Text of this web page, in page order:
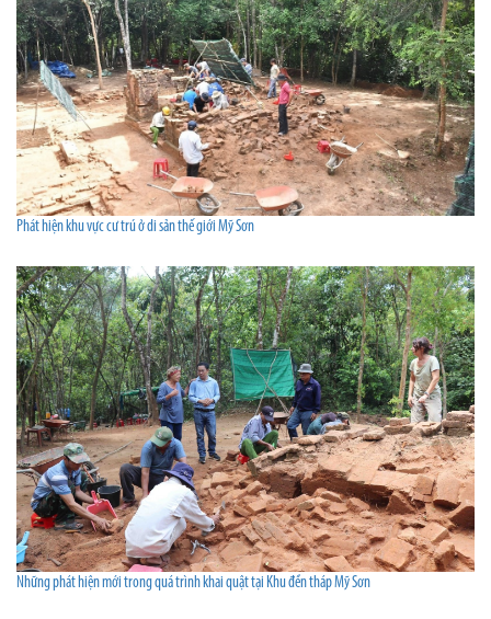
Phát hiện khu vực cư trú ở di sản thế giới Mỹ Sơn
Những phát hiện mới trong quá trình khai quật tại Khu đền tháp Mỹ Sơn